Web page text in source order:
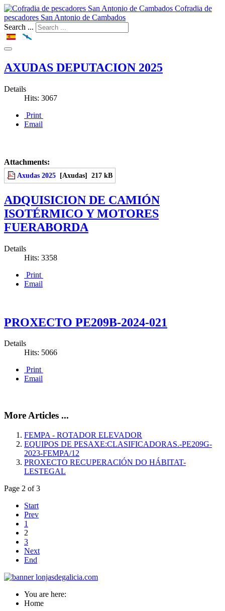
Cofradia de
pescadores San Antonio de Cambados
Search ...
AXUDAS DEPUTACION 2025
Details
Hits: 3067
Print
Email
Attachments:
Axudas 2025 [Axudas] 217 kB
ADQUISICION DE CAMIÓN
ISOTÉRMICO Y MOTORES
FUERABORDA
Details
Hits: 3358
Print
Email
PROXECTO PE209B-2024-021
Details
Hits: 5066
Print
Email
More Articles ...
FEMPA - ROTADOR ELEVADOR
EQUIPOS DE PESAXE:CLASIFICADORAS.-PE209G-
2023-FEMPA/12
PROXECTO RECUPERACIÓN DO HÁBITAT-
LESTEGAL
Page 2 of 3
Start
Prev
1
2
3
Next
End
You are here:
Home